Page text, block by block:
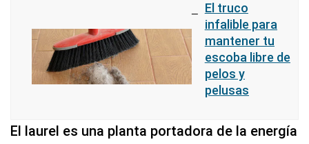
El truco
infalible para
mantener tu
escoba libre de
pelos y
pelusas
El laurel es una planta portadora de la energía